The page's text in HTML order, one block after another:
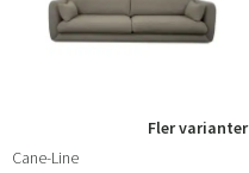
Fler varianter
Cane-Line